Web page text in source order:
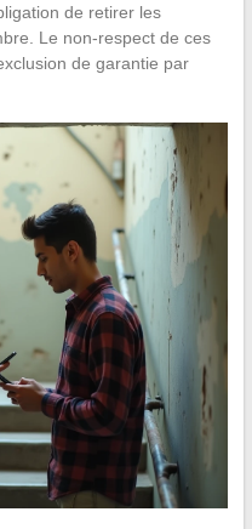
de retirer les
Le non-respect de ces
de garantie par